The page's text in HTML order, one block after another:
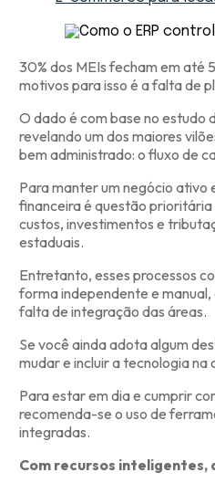
30% dos MEIs fecham em até
motivos para isso é a falta de
O dado é com base no estudo
revelando um dos maiores
bem administrado: o fluxo de
Para manter um negócio ativo
financeira é questão
custos, investimentos e
estaduais.
Entretanto, esses processos
forma independente e manual,
falta de integração das áreas.
Se você ainda adota algum
mudar e incluir a tecnologia
Para estar em dia e cumprir
recomenda-se o uso de
integradas.
Com recursos inteligentes,